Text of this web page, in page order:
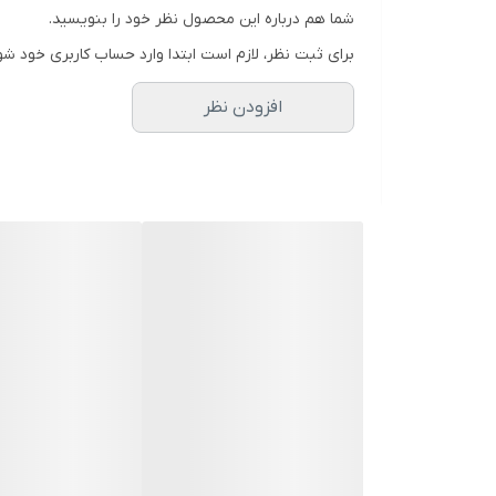
شما هم درباره این محصول نظر خود را بنویسید.
برای ثبت نظر، لازم است ابتدا وارد حساب کاربری خود
افزودن نظر